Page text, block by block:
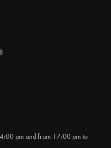
pm and from 17:00 pm to